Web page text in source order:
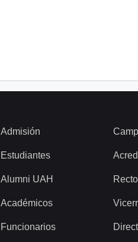
Admisión
Estudiantes
Alumni UAH
Académicos
Funcionarios